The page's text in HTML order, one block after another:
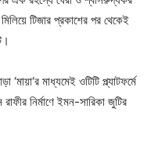
টিজার প্রকাশের পর থেকেই
মাধ্যমেই ওটিটি প্ল্যাটফর্মে
নির্মাণে ইমন-সারিকা জুটির